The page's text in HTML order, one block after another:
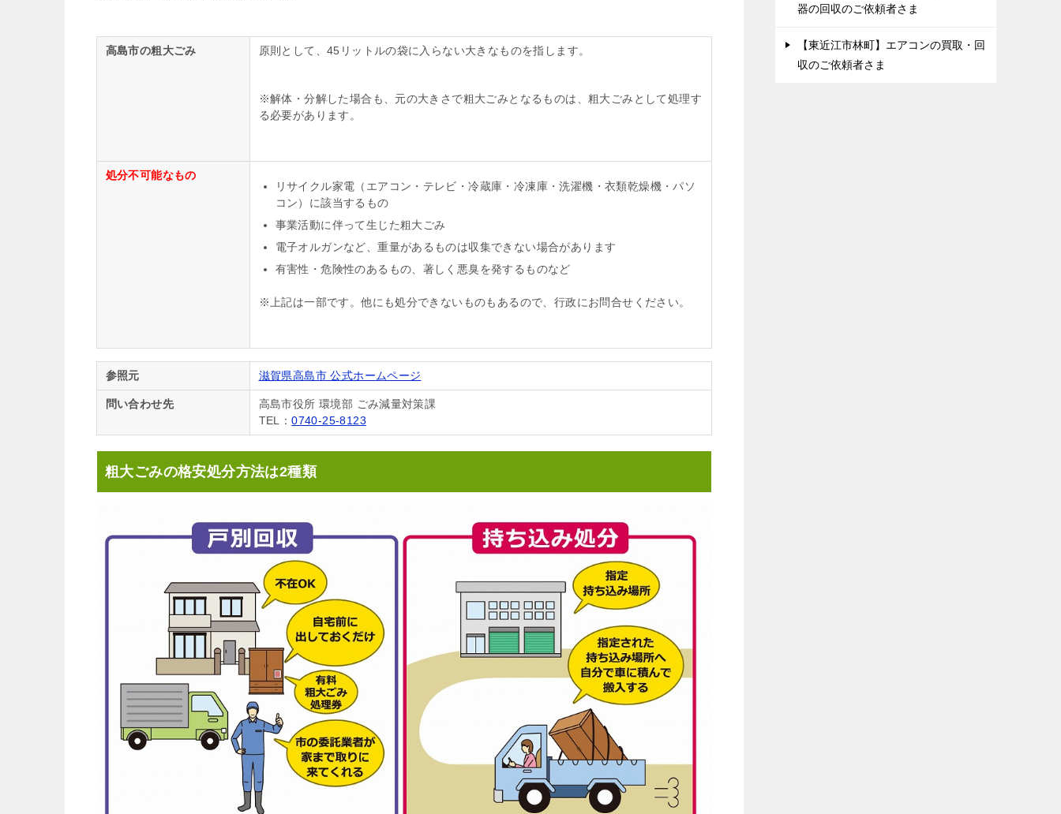
高島市の粗大ごみ 原則として、45リットルの袋に入らない大きなものを指します。
※解体・分解した場合も、元の大きさで粗大ごみとなるものは、粗大ごみとして処理す
る必要があります。
処分不可能なもの
リサイクル家電（エアコン・テレビ・冷蔵庫・冷凍庫・洗濯機・衣類乾燥機・パソ
コン）に該当するもの
事業活動に伴って生じた粗大ごみ
電子オルガンなど、重量があるものは収集できない場合があります
有害性・危険性のあるもの、著しく悪臭を発するものなど
※上記は一部です。他にも処分できないものもあるので、行政にお問合せください。
参照元 滋賀県高島市 公式ホームページ
問い合わせ先
高島市役所 環境部 ごみ減量対策課
TEL：0740-25-8123
粗大ごみの格安処分方法は2種類
器の回収のご依頼者さま
【東近江市林町】エアコンの買取・回
収のご依頼者さま